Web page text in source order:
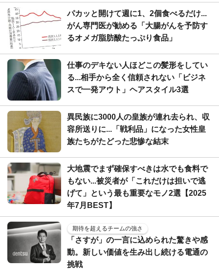
パカッと開けて週に1、2個食べるだけ...
がん専門医が勧める「大腸がんを予防す
るオメガ脂肪酸たっぷり食品」
仕事のデキない人ほどこの髪形をしてい
る...相手から全く信頼されない「ビジネ
スで一発アウト」ヘアスタイル3選
異民族に3000人の皇族が連れ去られ、収
容所送りに...「戦利品」になった女性皇
族たちがたどった悲惨な結末
大地震でまず確保すべきは水でも食料で
もない...被災者が「これだけは担いで逃
げて」という最も重要なモノ2選【2025
年7月BEST】
期待を超えるチームの強さ
「さすが」の一言に込められた驚きや感
動。新しい価値を生み出し続ける電通の
挑戦